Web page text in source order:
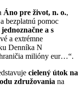
Áno pre život, n. o.,
bezplatnú pomoc
jednoznačne a s
a extrémne
Denníka N
milióny eur…“.
cielený útok na
združovaniana